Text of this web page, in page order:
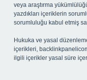
veya araştırma
yazdıkları içeriklerin
sorumluluğu kabul etmiş
Hukuka ve yasal
içerikleri,
ilgili içerikler yasal süre